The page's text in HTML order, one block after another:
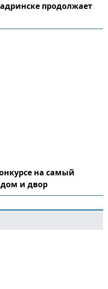
продолжает
на самый
и двор